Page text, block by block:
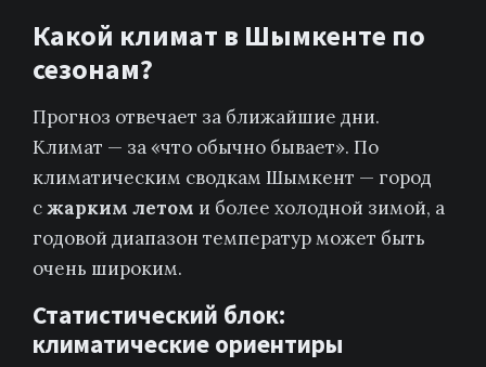
Какой климат в Шымкенте по
сезонам?
Прогноз отвечает за ближайшие дни.
Климат — за «что обычно бывает». По
климатическим сводкам Шымкент — город
сжарким летом и более холодной зимой, а
годовой диапазон температур может быть
очень широким.
Статистический блок:
климатические ориентиры